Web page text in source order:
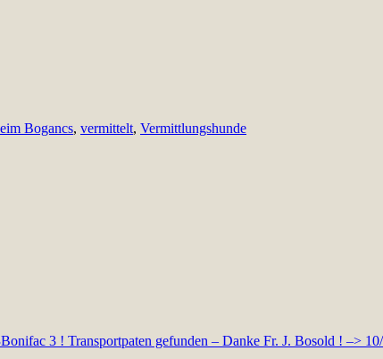
Bogancs, vermittelt, Vermittlungshunde
Bonifac 3 ! Transportpaten gefunden – Danke Fr. J. Bosold ! –>